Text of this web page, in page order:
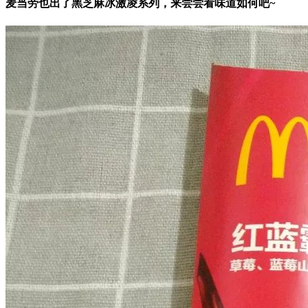
麦当劳也出了黑芝麻冰激凌系列，来尝尝看味道如何吧~